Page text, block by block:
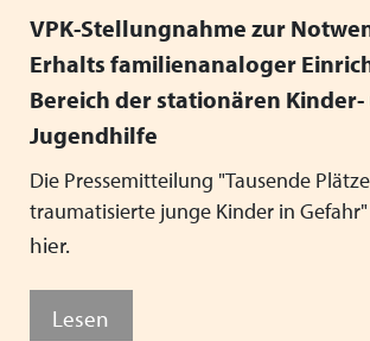
VPK-Stellungnahme zur
Erhalts familienanaloger
Bereich der stationären Kinder-
Jugendhilfe
Die Pressemitteilung "Tausende
traumatisierte junge Kinder in
hier.
Lesen